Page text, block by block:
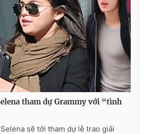
tham dự Grammy với “tình
sẽ tới tham dự lễ trao giải